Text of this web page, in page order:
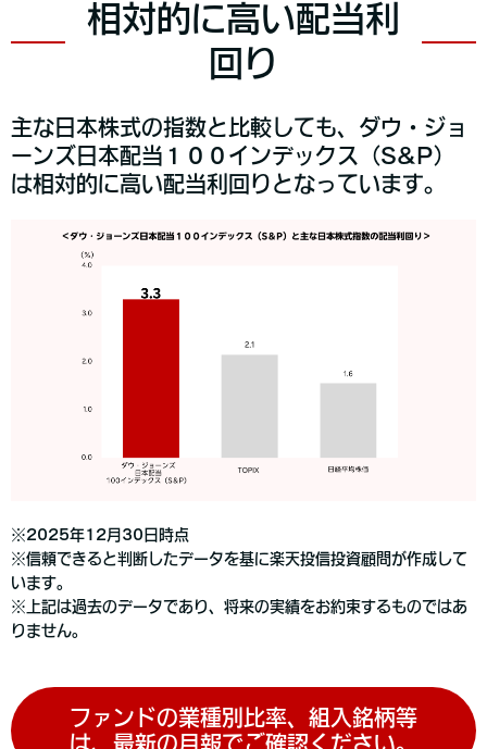
相対的に高い配当利
回り
主な日本株式の指数と比較しても、ダウ・ジョ
ーンズ日本配当１００インデックス（S&P）
は相対的に高い配当利回りとなっています。
※2025年12月30日時点
※信頼できると判断したデータを基に楽天投信投資顧問が作成して
います。
※上記は過去のデータであり、将来の実績をお約束するものではあ
りません。
ファンドの業種別比率、組入銘柄等
は、最新の月報でご確認ください。